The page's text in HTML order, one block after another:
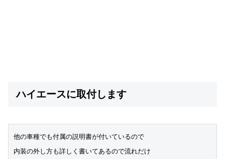
ハイエースに取付します
他の車種でも付属の説明書が付いているので
内装の外し方も詳しく書いてあるので流れだけ